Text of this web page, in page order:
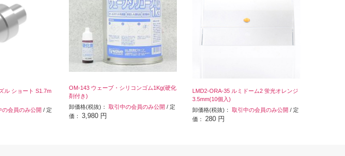
ル ショート S1.7m
の会員のみ公開 / 定
OM-143 ウェーブ・シリコンゴム1Kg(硬化
剤付き)
卸価格(税抜)： 取引中の会員のみ公開 / 定
価： 3,980 円
LMD2-ORA-35 ルミドーム2 蛍光オレンジ
3.5mm(10個入)
卸価格(税抜)： 取引中の会員のみ公開 / 定
価： 280 円